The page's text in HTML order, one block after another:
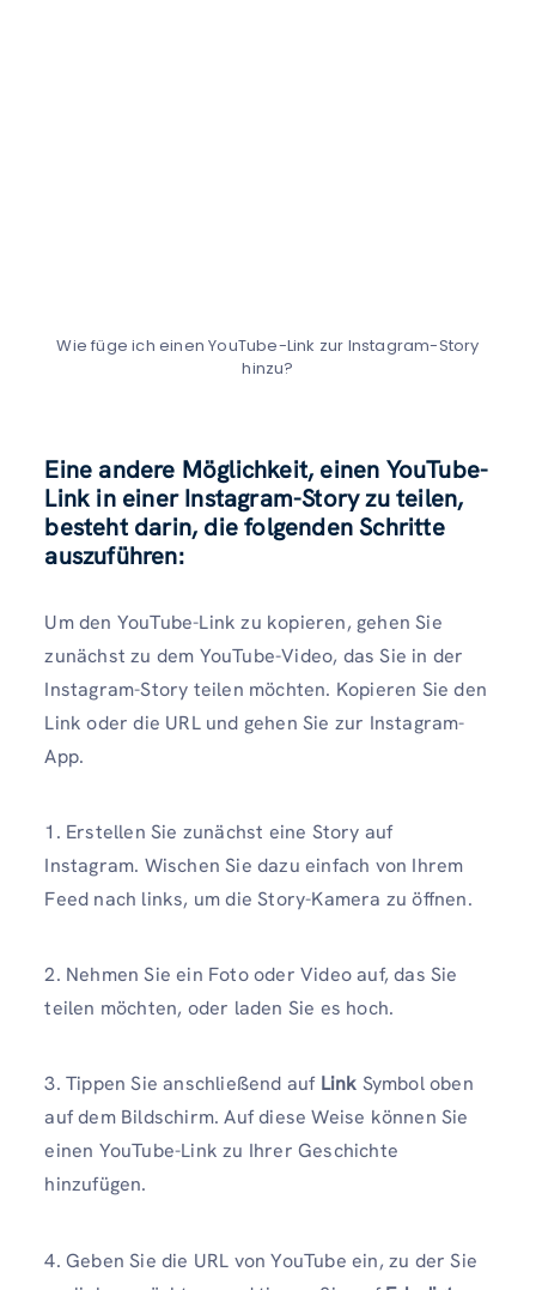
Wie füge ich einen YouTube-Link zur Instagram-Story
hinzu?
Eine andere Möglichkeit, einen YouTube-
Link in einer Instagram-Story zu teilen,
besteht darin, die folgenden Schritte
auszuführen:
Um den YouTube-Link zu kopieren, gehen Sie
zunächst zu dem YouTube-Video, das Sie in der
Instagram-Story teilen möchten. Kopieren Sie den
Link oder die URL und gehen Sie zur Instagram-
App.
1. Erstellen Sie zunächst eine Story auf
Instagram. Wischen Sie dazu einfach von Ihrem
Feed nach links, um die Story-Kamera zu öffnen.
2. Nehmen Sie ein Foto oder Video auf, das Sie
teilen möchten, oder laden Sie es hoch.
3. Tippen Sie anschließend auf Link Symbol oben
auf dem Bildschirm. Auf diese Weise können Sie
einen YouTube-Link zu Ihrer Geschichte
hinzufügen.
4. Geben Sie die URL von YouTube ein, zu der Sie